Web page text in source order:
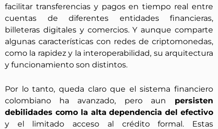
facilitar transferencias y pagos en tiempo real entre
cuentas de diferentes entidades financieras,
billeteras digitales y comercios. Y aunque comparte
algunas características con redes de criptomonedas,
como la rapidez y la interoperabilidad, su arquitectura
y funcionamiento son distintos.
Por lo tanto, queda claro que el sistema financiero
colombiano ha avanzado, pero aun persisten
debilidades como la alta dependencia del efectivo
y el limitado acceso al crédito formal. Estas